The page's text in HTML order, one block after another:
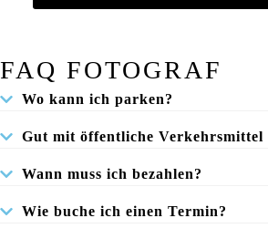
FAQ FOTOGRAF
Wo kann ich parken?
Gut mit öffentliche Verkehrsmittel
Wann muss ich bezahlen?
Wie buche ich einen Termin?